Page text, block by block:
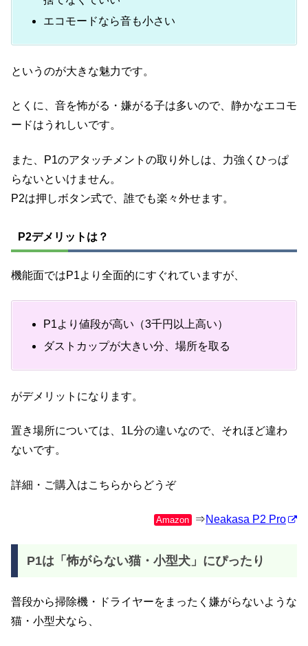
エコモードなら音も小さい
というのが大きな魅力です。
とくに、音を怖がる・嫌がる子は多いので、静かなエコモ
ードはうれしいです。
また、P1のアタッチメントの取り外しは、力強くひっぱ
らないといけません。
P2は押しボタン式で、誰でも楽々外せます。
P2デメリットは？
機能面ではP1より全面的にすぐれていますが、
P1より値段が高い（3千円以上高い）
ダストカップが大きい分、場所を取る
がデメリットになります。
置き場所については、1L分の違いなので、それほど違わ
ないです。
詳細・ご購入はこちらからどうぞ
Amazon ⇒Neakasa P2 Pro
P1は「怖がらない猫・小型犬」にぴったり
普段から掃除機・ドライヤーをまったく嫌がらないような
猫・小型犬なら、